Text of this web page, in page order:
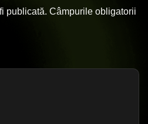
publicată. Câmpurile obligatorii